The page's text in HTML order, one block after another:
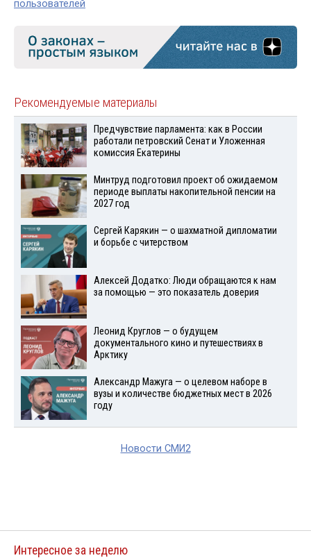
пользователей
Рекомендуемые материалы
Предчувствие парламента: как в России
работали петровский Сенат и Уложенная
комиссия Екатерины
Минтруд подготовил проект об ожидаемом
периоде выплаты накопительной пенсии на
2027 год
Сергей Карякин — о шахматной дипломатии
и борьбе с читерством
Алексей Додатко: Люди обращаются к нам
за помощью — это показатель доверия
Леонид Круглов — о будущем
документального кино и путешествиях в
Арктику
Александр Мажуга — о целевом наборе в
вузы и количестве бюджетных мест в 2026
году
Новости СМИ2
Интересное за неделю